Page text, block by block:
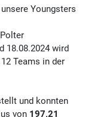
Youngsters
18.08.2024 wird
Teams in der
und konnten
von 197,21